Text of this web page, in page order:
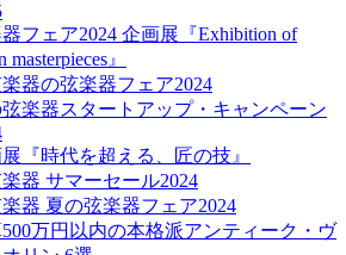
フェア2024 企画展『Exhibition of
masterpieces』
器の弦楽器フェア2024
楽器スタートアップ・キャンペーン
『時代を超える、匠の技』
器 サマーセール2024
器 夏の弦楽器フェア2024
万円以内の本格派アンティーク・ヴ